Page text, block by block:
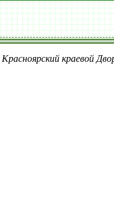
Красноярский краевой